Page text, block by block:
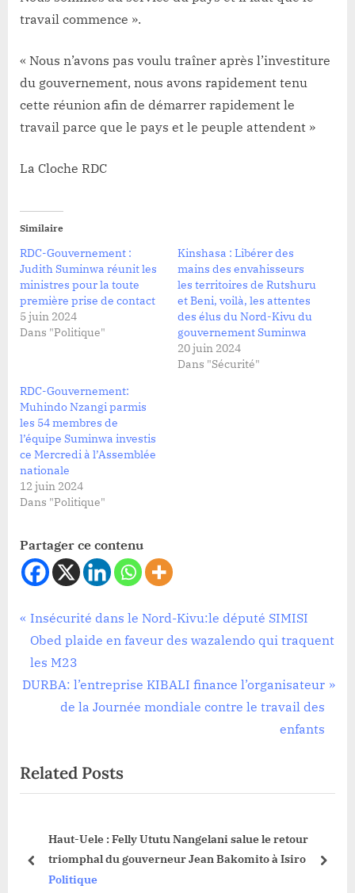
travail commence ».
« Nous n’avons pas voulu traîner après l’investiture
du gouvernement, nous avons rapidement tenu
cette réunion afin de démarrer rapidement le
travail parce que le pays et le peuple attendent »
La Cloche RDC
Similaire
RDC-Gouvernement :
Judith Suminwa réunit les
ministres pour la toute
première prise de contact
5 juin 2024
Dans "Politique"
Kinshasa : Libérer des
mains des envahisseurs
les territoires de Rutshuru
et Beni, voilà, les attentes
des élus du Nord-Kivu du
gouvernement Suminwa
20 juin 2024
Dans "Sécurité"
RDC-Gouvernement:
Muhindo Nzangi parmis
les 54 membres de
l’équipe Suminwa investis
ce Mercredi à l’Assemblée
nationale
12 juin 2024
Dans "Politique"
Partager ce contenu
Politique
Navigation
de
l’article
P
r
e
v
s
P
t
Insécurité dans le Nord-Kivu:le député SIMISI
Obed plaide en faveur des wazalendo qui traquent
les M23
N
P
o
DURBA: l’entreprise KIBALI finance l’organisateur
de la Journée mondiale contre le travail des
enfants
Related Posts
Haut-Uele : Felly Ututu Nangelani salue le retour
triomphal du gouverneur Jean Bakomito à Isiro
Politique
prev next